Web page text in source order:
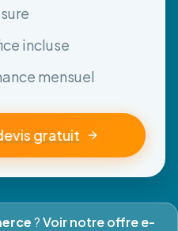
incluse
mensuel
gratuit
?Voir notre offre e-